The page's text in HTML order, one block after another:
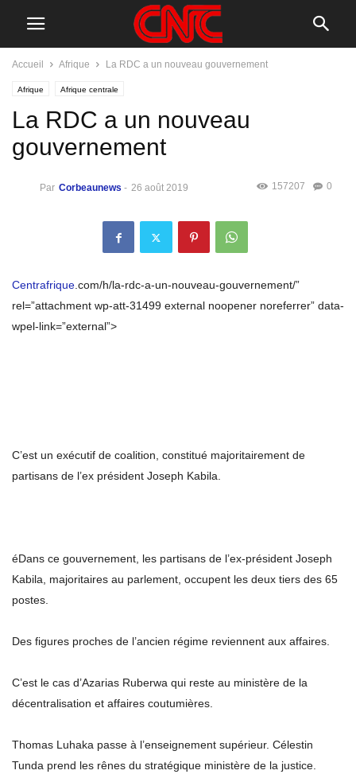
Accueil Afrique La RDC a un nouveau gouvernement
Afrique Afrique centrale
La RDC a un nouveau
gouvernement
Par Corbeaunews - 26 août 2019 0
157207
Centrafrique.com/h/la-rdc-a-un-nouveau-gouvernement/”
rel=”attachment wp-att-31499 external noopener noreferrer” data-
wpel-link=”external”>
C’est un exécutif de coalition, constitué majoritairement de
partisans de l’ex président Joseph Kabila.
éDans ce gouvernement, les partisans de l’ex-président Joseph
Kabila, majoritaires au parlement, occupent les deux tiers des 65
postes.
Des figures proches de l’ancien régime reviennent aux affaires.
C’est le cas d’Azarias Ruberwa qui reste au ministère de la
décentralisation et affaires coutumières.
Thomas Luhaka passe à l’enseignement supérieur. Célestin
Tunda prend les rênes du stratégique ministère de la justice.